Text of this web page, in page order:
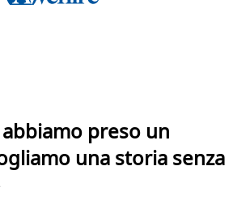
preso un
una storia senza